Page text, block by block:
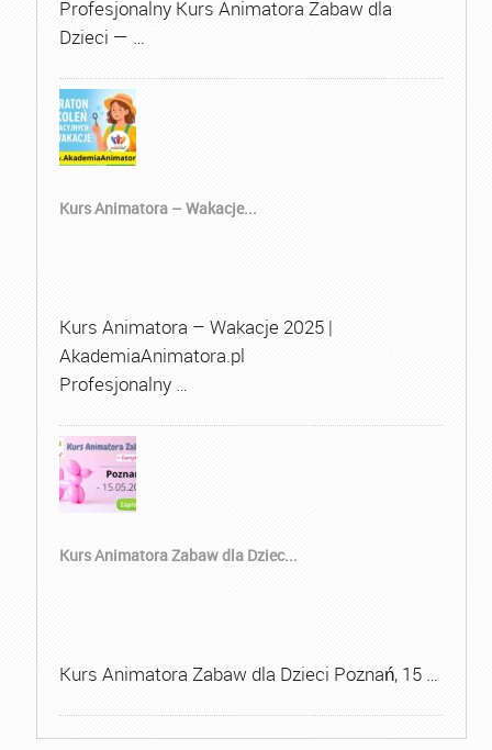
Profesjonalny Kurs Animatora Zabaw dla
Dzieci — …
Kurs Animatora – Wakacje...
Kurs Animatora – Wakacje 2025 |
AkademiaAnimatora.pl
Profesjonalny …
Kurs Animatora Zabaw dla Dziec...
Kurs Animatora Zabaw dla Dzieci Poznań, 15 …